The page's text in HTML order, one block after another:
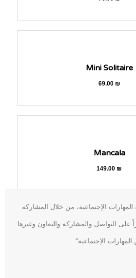
Mini Solitaire
69.00₪
Mancala
149.00₪
الإجتماعية، من خلال المشاركة
على التواصل والمشاركة والتعاون وغيرها
الإجتماعية"